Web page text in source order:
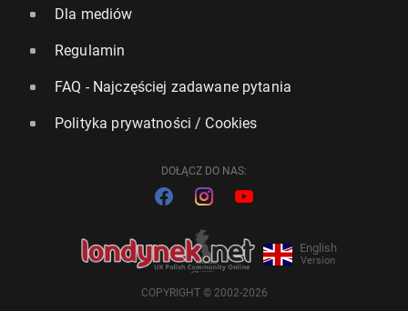
Dla mediów
Regulamin
FAQ - Najczęściej zadawane pytania
Polityka prywatności / Cookies
DOŁĄCZ DO NAS:
English
Version
COPYRIGHT © 2002-2026